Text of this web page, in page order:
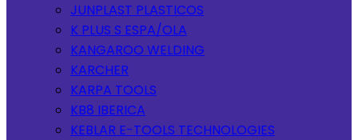
JUNPLAST PLASTICOS
K PLUS S ESPA/OLA
KANGAROO WELDING
KARCHER
KARPA TOOLS
KB8 IBERICA
KEBLAR E-TOOLS TECHNOLOGIES